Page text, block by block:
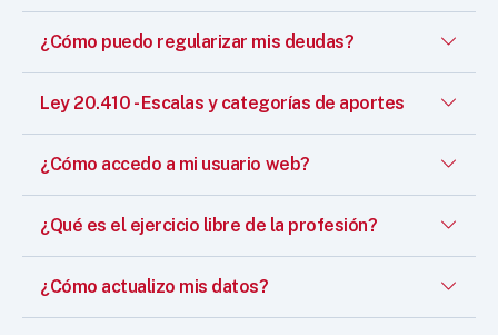
¿Cómo puedo regularizar mis deudas?
Ley 20.410 - Escalas y categorías de aportes
¿Cómo accedo a mi usuario web?
¿Qué es el ejercicio libre de la profesión?
¿Cómo actualizo mis datos?